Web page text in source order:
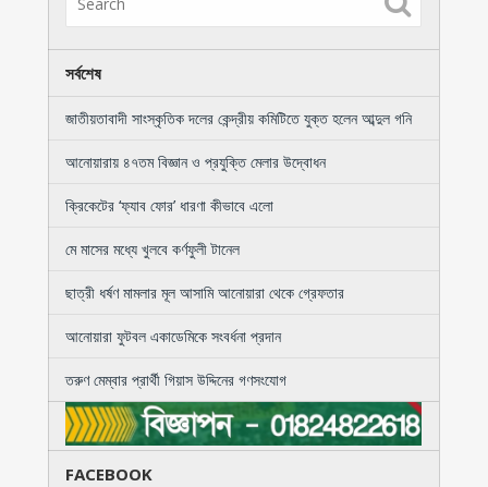
সর্বশেষ
জাতীয়তাবাদী সাংস্কৃতিক দলের কেন্দ্রীয় কমিটিতে যুক্ত হলেন আব্দুল গনি
আনোয়ারায় ৪৭তম বিজ্ঞান ও প্রযুক্তি মেলার উদ্বোধন
ক্রিকেটের ‘ফ্যাব ফোর’ ধারণা কীভাবে এলো
মে মাসের মধ্যে খুলবে কর্ণফুলী টানেল
ছাত্রী ধর্ষণ মামলার মূল আসামি আনোয়ারা থেকে গ্রেফতার
আনোয়ারা ফুটবল একাডেমিকে সংবর্ধনা প্রদান
তরুণ মেম্বার প্রার্থী গিয়াস উদ্দিনের গণসংযোগ
FACEBOOK